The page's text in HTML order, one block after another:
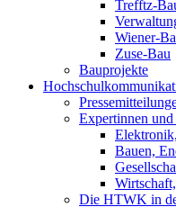
Trefftz-
Wiener-
Zuse-Bau
Bauprojekte
Expertinnen
Bauen,
Die HTWK in